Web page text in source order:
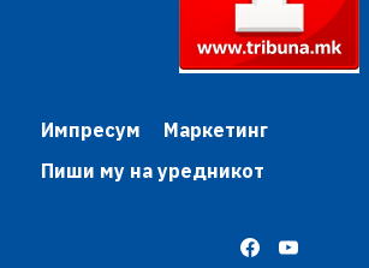
Импресум
Маркетинг
Пиши му на уредникот